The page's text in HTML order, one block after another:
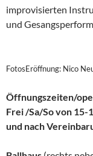
improvisierten
und
FotosEröffnung: Nico
Öffnungszeiten/
Frei /Sa/So von 15-
und nach